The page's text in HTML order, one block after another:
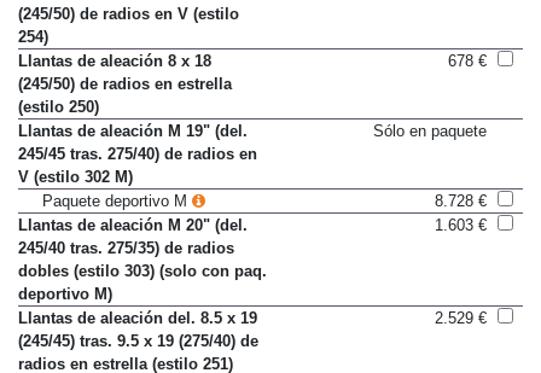
Llantas de aleación 8 x 18
(245/50) de radios en V (estilo
254)
Llantas de aleación 8 x 18
(245/50) de radios en estrella
(estilo 250)
Llantas de aleación M 19" (del.
245/45 tras. 275/40) de radios en
V (estilo 302 M)
Paquete deportivo M
8.728 €
Llantas de aleación M 20" (del.
245/40 tras. 275/35) de radios
dobles (estilo 303) (solo con paq.
deportivo M)
Llantas de aleación del. 8.5 x 19
(245/45) tras. 9.5 x 19 (275/40) de